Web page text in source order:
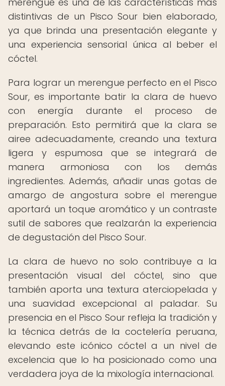
distintivas de un Pisco Sour bien elaborado,
ya que brinda una presentación elegante y
una experiencia sensorial única al beber el
cóctel.
Para lograr un merengue perfecto en el Pisco
Sour, es importante batir la clara de huevo
con energía durante el proceso de
preparación. Esto permitirá que la clara se
airee adecuadamente, creando una textura
ligera y espumosa que se integrará de
manera armoniosa con los demás
ingredientes. Además, añadir unas gotas de
amargo de angostura sobre el merengue
aportará un toque aromático y un contraste
sutil de sabores que realzarán la experiencia
de degustación del Pisco Sour.
La clara de huevo no solo contribuye a la
presentación visual del cóctel, sino que
también aporta una textura aterciopelada y
una suavidad excepcional al paladar. Su
presencia en el Pisco Sour refleja la tradición y
la técnica detrás de la coctelería peruana,
elevando este icónico cóctel a un nivel de
excelencia que lo ha posicionado como una
verdadera joya de la mixología internacional.